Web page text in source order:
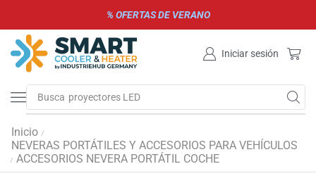
% OFERTAS DE VERANO
Iniciar sesión
Busca parrillas de gas y carbón
Inicio /
NEVERAS PORTÁTILES Y ACCESORIOS PARA VEHÍCULOS
/ ACCESORIOS NEVERA PORTÁTIL COCHE